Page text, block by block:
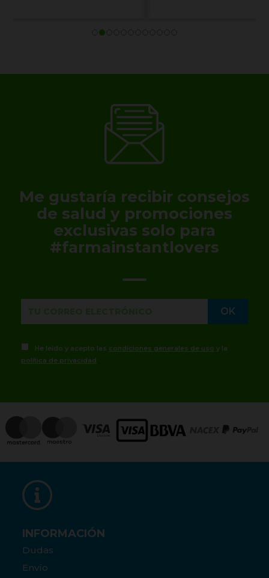
Me gustaría recibir consejos
de salud y promociones
exclusivas solo para
#farmainstantlovers
He leído y acepto las condiciones generales de uso y la
política de privacidad
INFORMACIÓN
Dudas
Envío